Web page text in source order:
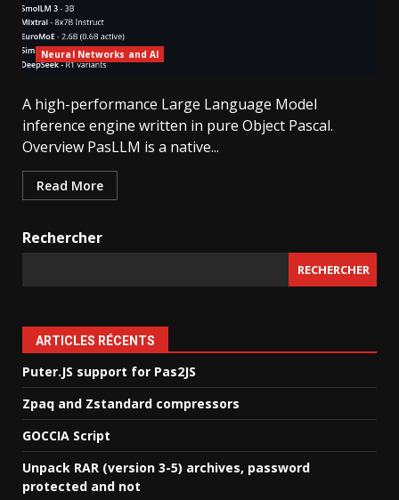
Neural Networks and AI
A high-performance Large Language Model
inference engine written in pure Object Pascal.
Overview PasLLM is a native...
Read More
Rechercher
RECHERCHER
ARTICLES RÉCENTS
Puter.JS support for Pas2JS
Zpaq and Zstandard compressors
GOCCIA Script
Unpack RAR (version 3-5) archives, password
protected and not